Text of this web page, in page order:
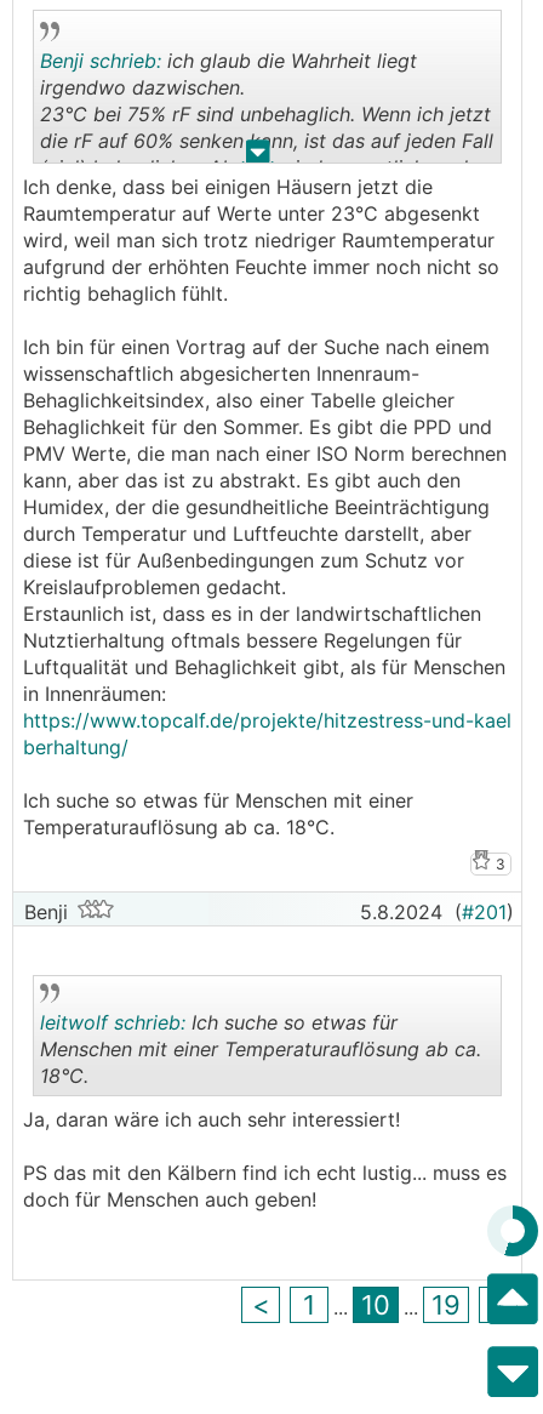
. .
Benji schrieb: ich glaub die Wahrheit liegt
irgendwo dazwischen.
23°C bei 75% rF sind unbehaglich. Wenn ich jetzt
die rF auf 60% senken kann, ist das auf jeden Fall
(viel) behaglicher. Aber es sind vermutlich auch
24° bei 60% behaglicher als die 23°C/75%
Vielleicht gibt es sowas wie einen
"BehaglichkeitsIndex" (aber mit mehr als 3
Stufen, sondern "linear" in Abhängigkeit von
Temperatur und Feuchtigkeit?
Ich denke, dass bei einigen Häusern jetzt die
Raumtemperatur auf Werte unter 23°C abgesenkt
wird, weil man sich trotz niedriger Raumtemperatur
aufgrund der erhöhten Feuchte immer noch nicht so
richtig behaglich fühlt.
Ich bin für einen Vortrag auf der Suche nach einem
wissenschaftlich abgesicherten Innenraum-
Behaglichkeitsindex, also einer Tabelle gleicher
Behaglichkeit für den Sommer. Es gibt die PPD und
PMV Werte, die man nach einer ISO Norm berechnen
kann, aber das ist zu abstrakt. Es gibt auch den
Humidex, der die gesundheitliche Beeinträchtigung
durch Temperatur und Luftfeuchte darstellt, aber
diese ist für Außenbedingungen zum Schutz vor
Kreislaufproblemen gedacht.
Erstaunlich ist, dass es in der landwirtschaftlichen
Nutztierhaltung oftmals bessere Regelungen für
Luftqualität und Behaglichkeit gibt, als für Menschen
in Innenräumen:
https://www.topcalf.de/projekte/hitzestress-und-kael
berhaltung/
Ich suche so etwas für Menschen mit einer
Temperaturauflösung ab ca. 18°C.
3
Benji 5.8.2024 (#201)
.
leitwolf schrieb: Ich suche so etwas für
Menschen mit einer Temperaturauflösung ab ca.
18°C.
Ja, daran wäre ich auch sehr interessiert!
PS das mit den Kälbern find ich echt lustig... muss es
doch für Menschen auch geben!
< 1 ... 10 ... 19 >